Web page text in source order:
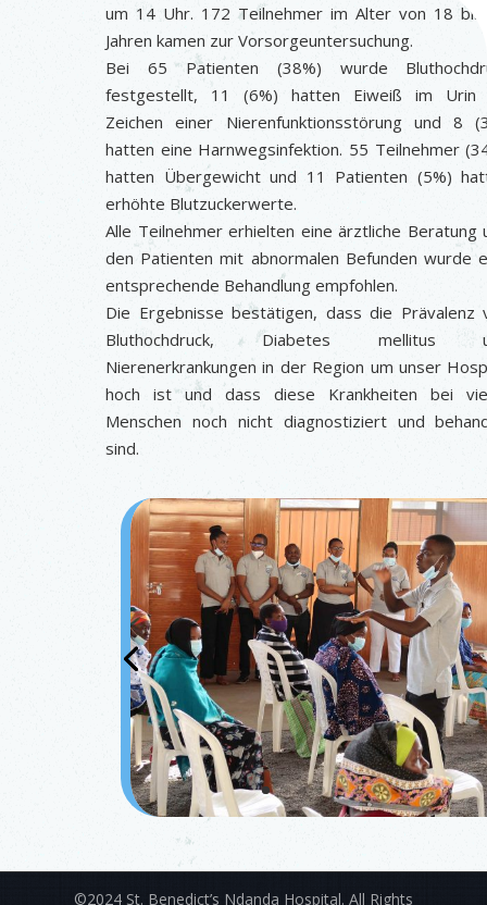
um 14 Uhr. 172 Teilnehmer im Alter von 18
Jahren kamen zur Vorsorgeuntersuchung.
Bei 65 Patienten (38%) wurde
festgestellt, 11 (6%) hatten Eiweiß im Urin
Zeichen einer Nierenfunktionsstörung und 8
hatten eine Harnwegsinfektion. 55 Teilnehmer
hatten Übergewicht und 11 Patienten (5%)
erhöhte Blutzuckerwerte.
Alle Teilnehmer erhielten eine ärztliche Beratung
den Patienten mit abnormalen Befunden wurde
entsprechende Behandlung empfohlen.
Die Ergebnisse bestätigen, dass die Prävalenz
Bluthochdruck, Diabetes mellitus
Nierenerkrankungen in der Region um unser
hoch ist und dass diese Krankheiten bei
Menschen noch nicht diagnostiziert und
sind.
©2024 St. Benedict’s Ndanda Hospital. All Rights